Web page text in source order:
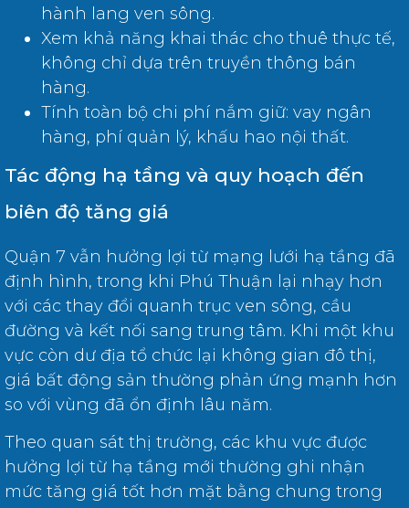
hành lang ven sông.
Xem khả năng khai thác cho thuê thực tế,
không chỉ dựa trên truyền thông bán
hàng.
Tính toàn bộ chi phí nắm giữ: vay ngân
hàng, phí quản lý, khấu hao nội thất.
Tác động hạ tầng và quy hoạch đến
biên độ tăng giá
Quận 7 vẫn hưởng lợi từ mạng lưới hạ tầng đã
định hình, trong khi Phú Thuận lại nhạy hơn
với các thay đổi quanh trục ven sông, cầu
đường và kết nối sang trung tâm. Khi một khu
vực còn dư địa tổ chức lại không gian đô thị,
giá bất động sản thường phản ứng mạnh hơn
so với vùng đã ổn định lâu năm.
Theo quan sát thị trường, các khu vực được
hưởng lợi từ hạ tầng mới thường ghi nhận
mức tăng giá tốt hơn mặt bằng chung trong